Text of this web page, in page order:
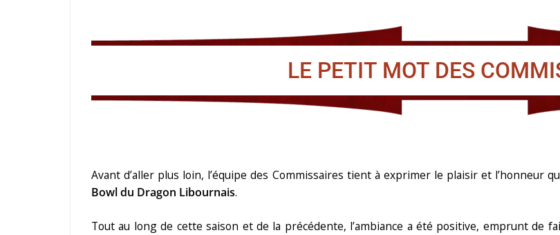
LE PETIT MOT DES
Avant d’aller plus loin, l’équipe des Commissaires tient à exprimer le plaisir et l’honneur
Bowl du Dragon Libournais.
Tout au long de cette saison et de la précédente, l’ambiance a été positive, emprunt de